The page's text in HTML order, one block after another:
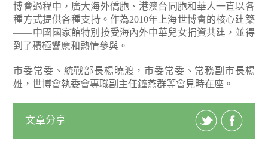
博會過程中，廣大海外僑胞、港澳台同胞和華人一直以各
種方式提供各種支持。作為2010年上海世博會的核心建築
——中國國家館特別接受海內外中華兒女捐資共建，並得
到了積極響應和熱情參與。
市委常委、統戰部長楊曉渡，市委常委、常務副市長楊
雄，世博會執委會專職副主任鐘燕群等會見時在座。
文章分享